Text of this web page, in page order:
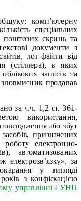
комп’ютерну
спеціальних
поштових скринь та
документи з
лог-файли від
(стіллера), в яких
записів та
продавав
за ч.ч. 1,2 ст. 361-
використання,
або збут
призначених
роботу електронно-
автоматизованих
за
у вигляді
з конфіскацією
управлінні ГУНП